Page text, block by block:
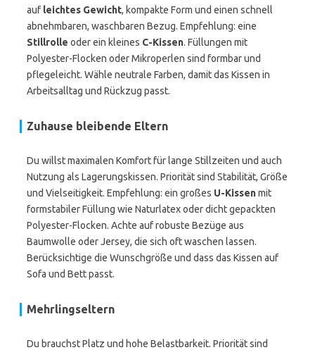
auf leichtes Gewicht, kompakte Form und einen schnell
abnehmbaren, waschbaren Bezug. Empfehlung: eine
Stillrolle oder ein kleines C-Kissen. Füllungen mit
Polyester-Flocken oder Mikroperlen sind formbar und
pflegeleicht. Wähle neutrale Farben, damit das Kissen in
Arbeitsalltag und Rückzug passt.
Zuhause bleibende Eltern
Du willst maximalen Komfort für lange Stillzeiten und auch
Nutzung als Lagerungskissen. Priorität sind Stabilität, Größe
und Vielseitigkeit. Empfehlung: ein großes U-Kissenmit
formstabiler Füllung wie Naturlatex oder dicht gepackten
Polyester-Flocken. Achte auf robuste Bezüge aus
Baumwolle oder Jersey, die sich oft waschen lassen.
Berücksichtige die Wunschgröße und dass das Kissen auf
Sofa und Bett passt.
Mehrlingseltern
Du brauchst Platz und hohe Belastbarkeit. Priorität sind